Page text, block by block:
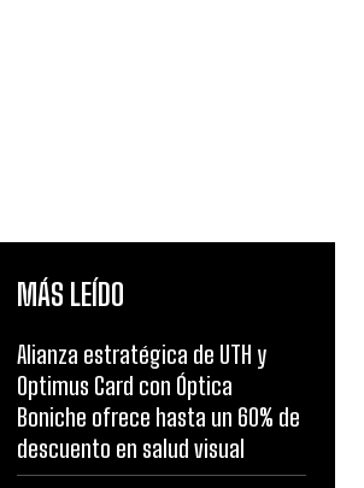
MÁS LEÍDO
Alianza estratégica de UTH y
Optimus Card con Óptica
Boniche ofrece hasta un 60% de
descuento en salud visual